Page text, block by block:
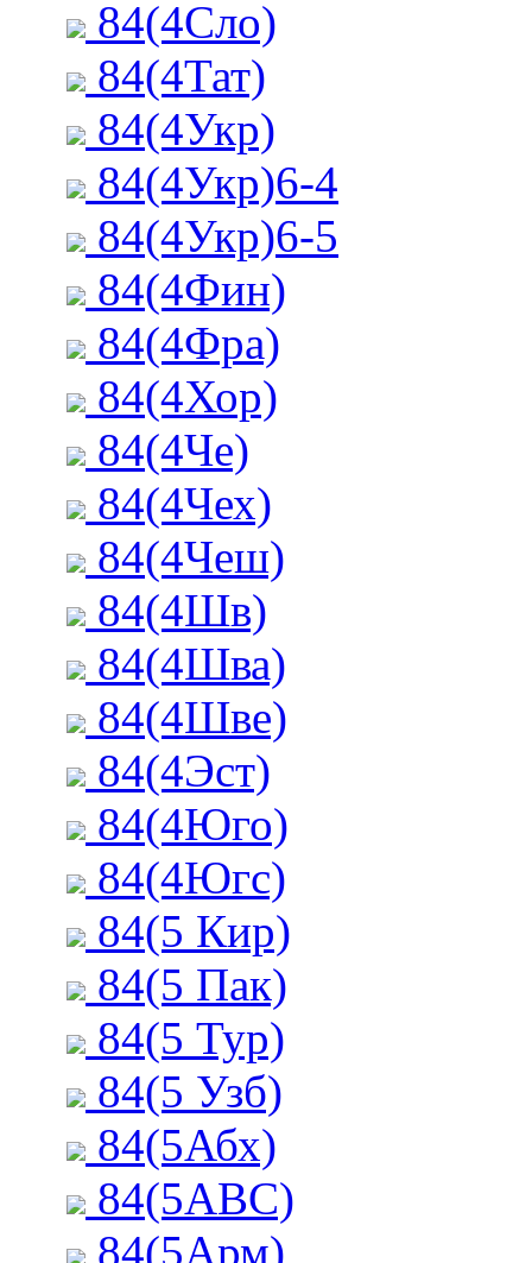
84(4Сло)
84(4Тат)
84(4Укр)
84(4Укр)6-4
84(4Укр)6-5
84(4Фин)
84(4Фра)
84(4Хор)
84(4Че)
84(4Чех)
84(4Чеш)
84(4Шв)
84(4Шва)
84(4Шве)
84(4Эст)
84(4Юго)
84(4Югс)
84(5 Кир)
84(5 Пак)
84(5 Тур)
84(5 Узб)
84(5Абх)
84(5АВС)
84(5Арм)